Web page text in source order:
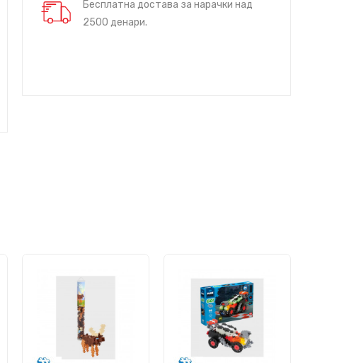
Бесплатна достава за нарачки над
2500 денари.